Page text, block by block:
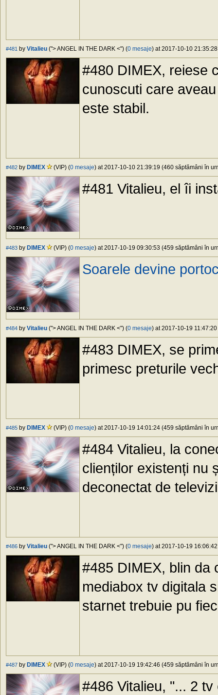
#481 by Vitalieu ("> ANGEL IN THE DARK <") (0 mesaje) at 2017-10-10
#480 DIMEX, reiese
cunoscuti care
este stabil.
#482 by DIMEX (VIP) (0 mesaje) at 2017-10-10 21:39:19 (460 săptămâni în
#481 Vitalieu, el îi
#483 by DIMEX (VIP) (0 mesaje) at 2017-10-19 09:30:53 (459 săptămâni în
Soarele devine
#484 by Vitalieu ("> ANGEL IN THE DARK <") (0 mesaje) at 2017-10-19
#483 DIMEX, se
primesc preturile
#485 by DIMEX (VIP) (0 mesaje) at 2017-10-19 14:01:24 (459 săptămâni în
#484 Vitalieu, la
clienților existenți nu
deconectat de
#486 by Vitalieu ("> ANGEL IN THE DARK <") (0 mesaje) at 2017-10-19
#485 DIMEX, blin da
mediabox tv digitala
starnet trebuie pu
#487 by DIMEX (VIP) (0 mesaje) at 2017-10-19 19:42:46 (459 săptămâni în
#486 Vitalieu, "... 2